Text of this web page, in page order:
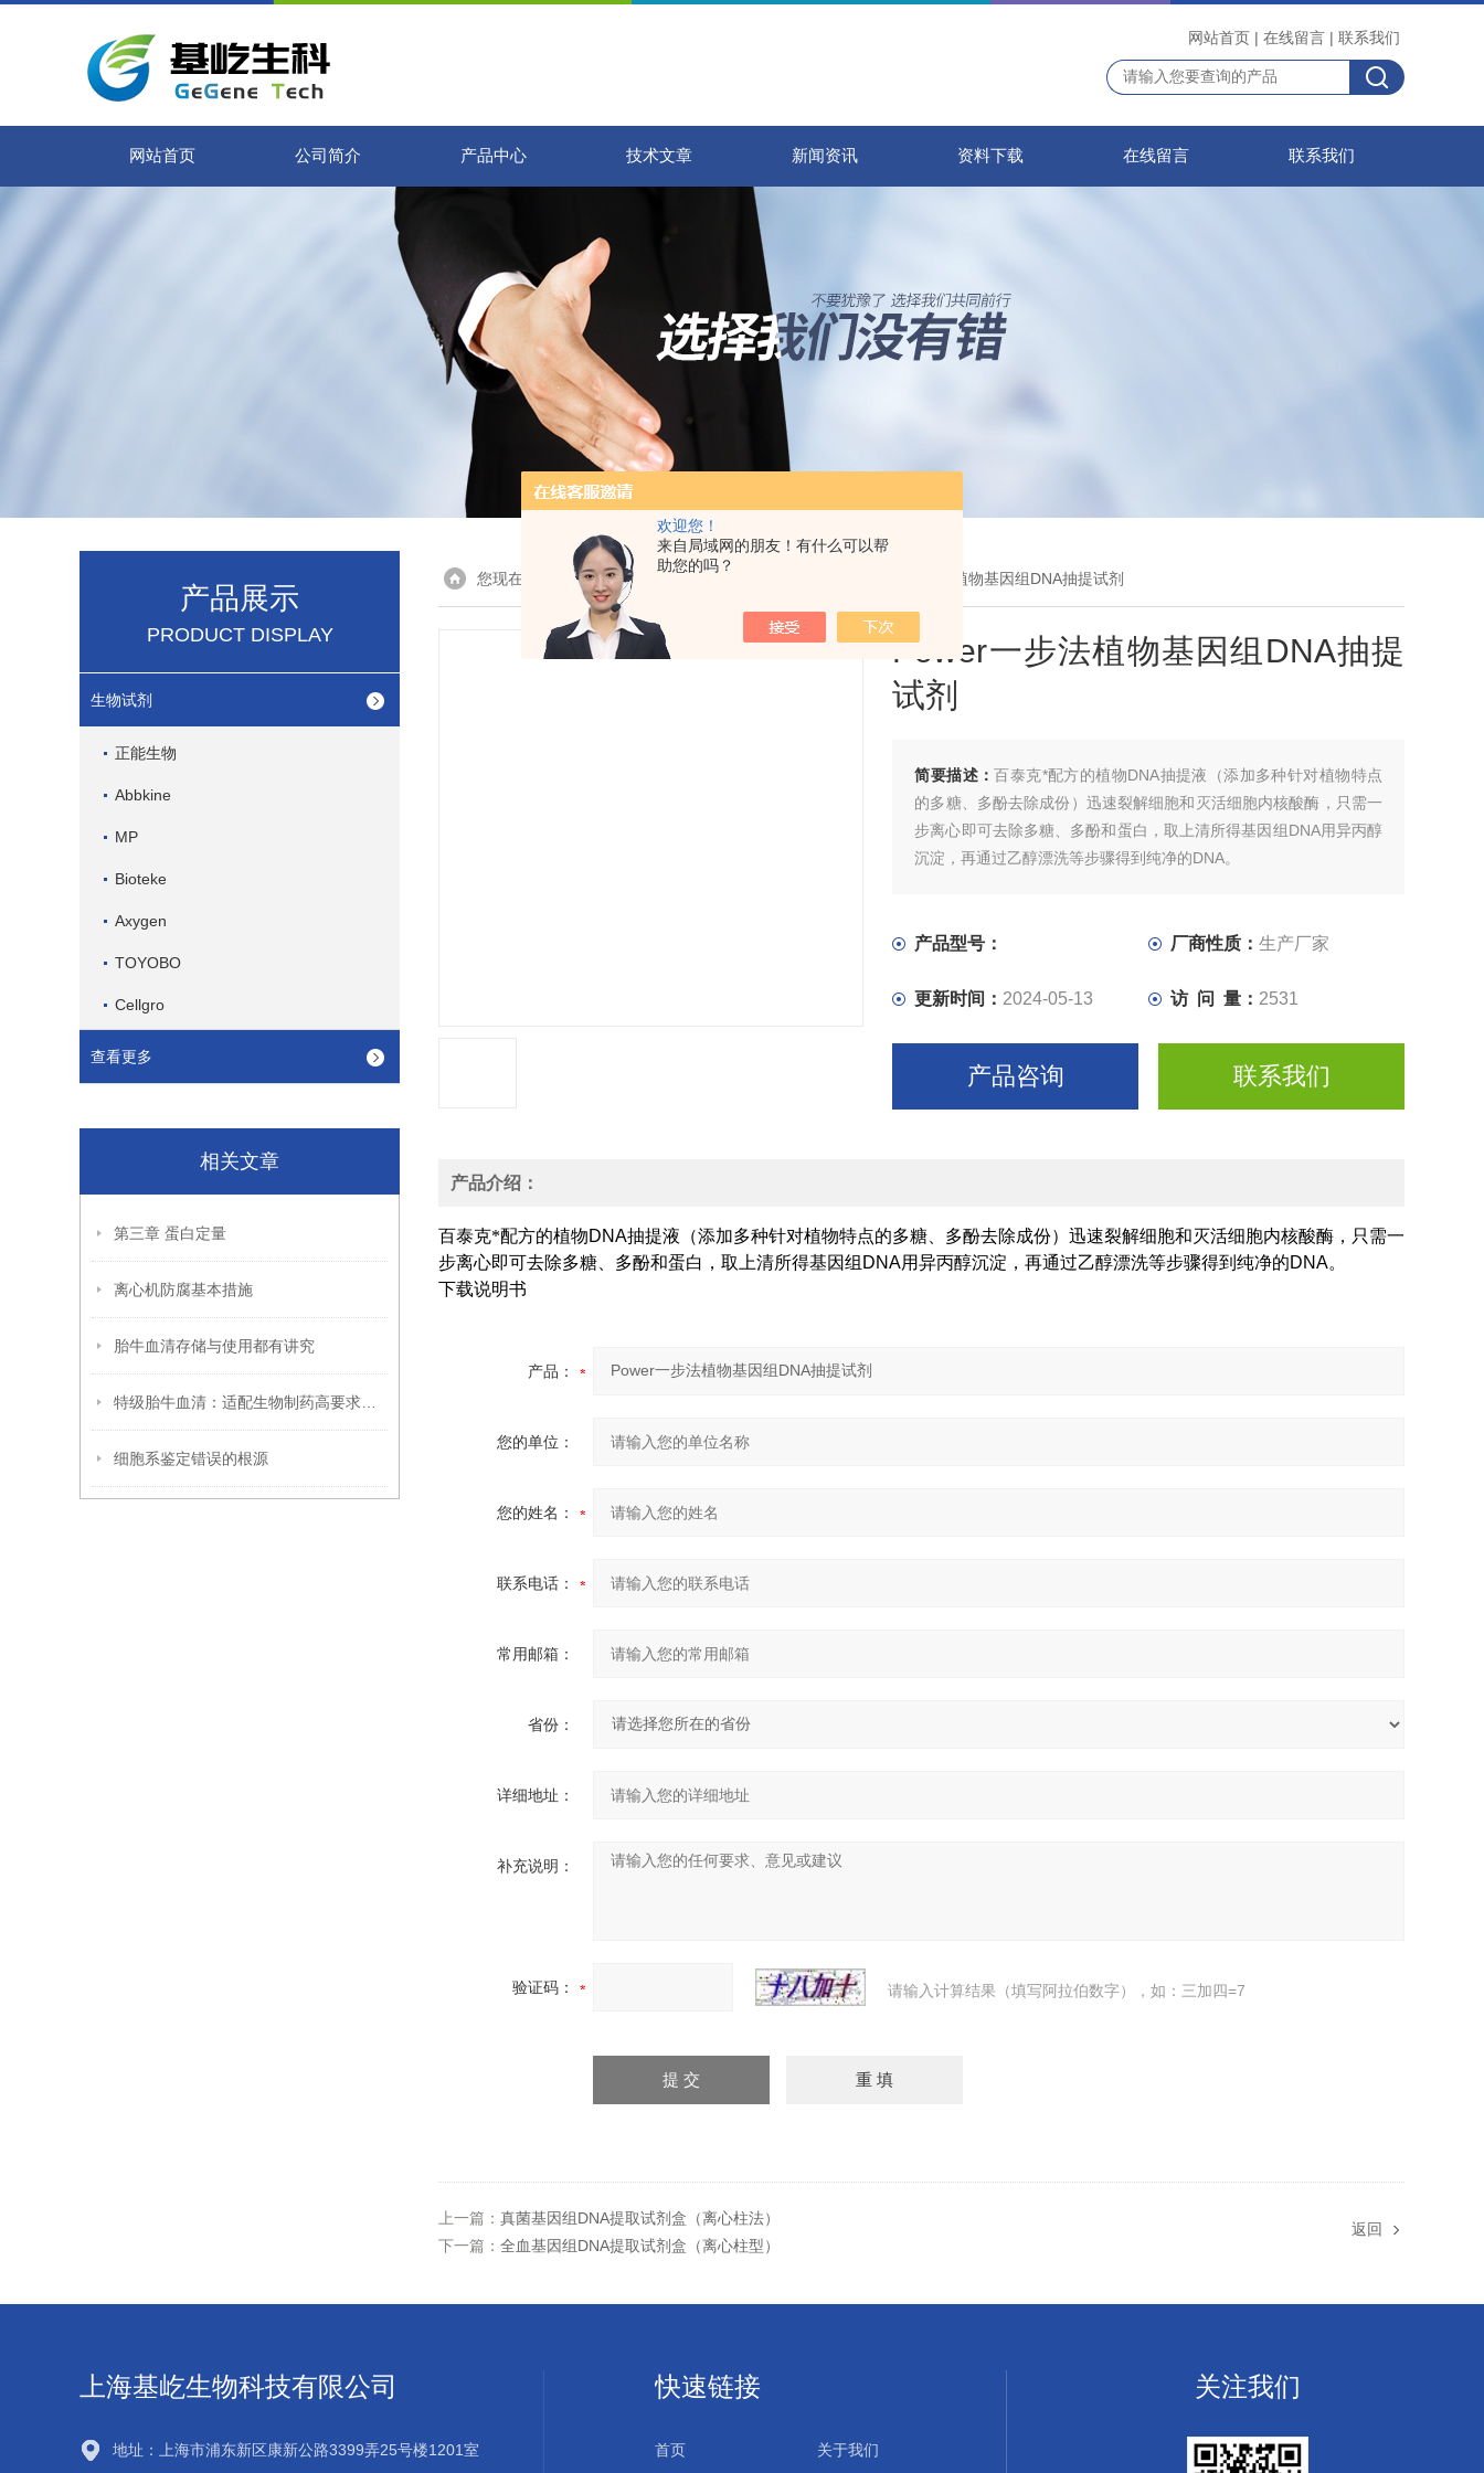
欢迎您！
来自局域网的朋友！有什么可以帮
助您的吗？
网站首页 | 在线留言 | 联系我们
网站首页 公司简介 产品中心 技术文章 新闻资讯 资料下载 在线留言 联系我们
产品展示
PRODUCT DISPLAY
生物试剂
正能生物
Abbkine
MP
Bioteke
Axygen
TOYOBO
Cellgro
查看更多
相关文章
第三章 蛋白定量
离心机防腐基本措施
胎牛血清存储与使用都有讲究
细胞系鉴定错误的根源
您现在的位置：首页> 产品展示 > 生物试剂 > Power一步法植物基因组DNA抽提试剂
Power一步法植物基因组DNA抽提
试剂
简要描述：百泰克*配方的植物DNA抽提液（添加多种针对植物特点
的多糖、多酚去除成份）迅速裂解细胞和灭活细胞内核酸酶，只需一
步离心即可去除多糖、多酚和蛋白，取上清所得基因组DNA用异丙醇
沉淀，再通过乙醇漂洗等步骤得到纯净的DNA。
产品型号： 厂商性质：生产厂家
更新时间： 2024-05-13 访 问 量： 2531
产品咨询 联系我们
产品介绍：
百泰克*配方的植物DNA抽提液（添加多种针对植物特点的多糖、多酚去除成份）迅速裂解细胞和灭活细胞内核酸酶，只需一
步离心即可去除多糖、多酚和蛋白，取上清所得基因组 DNA用异丙醇沉淀，再通过乙醇漂洗等步骤得到纯净的DNA。
下载说明书
产品：
您的单位：
您的姓名：
联系电话：
常用邮箱：
省份：
详细地址：
补充说明：
验证码： 请输入计算结果（填写阿拉伯数字），如：三加四=7
上一篇： 真菌基因组DNA提取试剂盒（离心柱法）
下一篇： 全血基因组DNA提取试剂盒（离心柱型）
返回
上海基屹生物科技有限公司
地址：上海市浦东新区康新公路3399弄25号楼1201室
快速链接
首页 关于我们
关注我们